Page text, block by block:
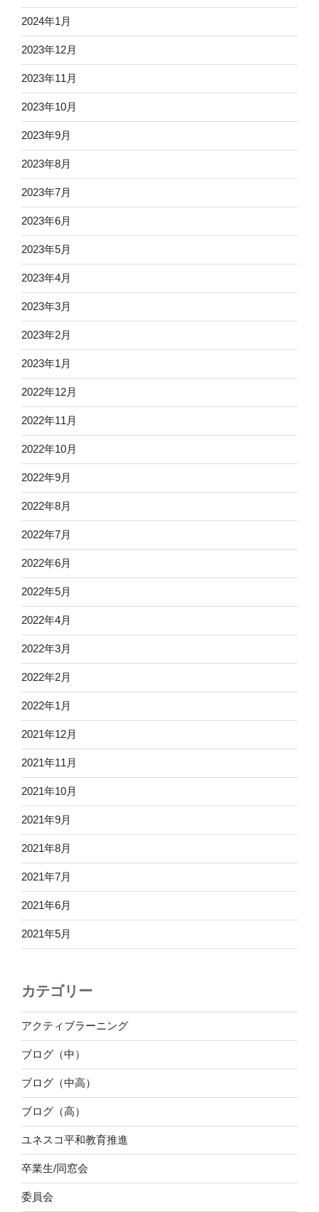
2024年1月
2023年12月
2023年11月
2023年10月
2023年9月
2023年8月
2023年7月
2023年6月
2023年5月
2023年4月
2023年3月
2023年2月
2023年1月
2022年12月
2022年11月
2022年10月
2022年9月
2022年8月
2022年7月
2022年6月
2022年5月
2022年4月
2022年3月
2022年2月
2022年1月
2021年12月
2021年11月
2021年10月
2021年9月
2021年8月
2021年7月
2021年6月
2021年5月
カテゴリー
アクティブラーニング
ブログ（中）
ブログ（中高）
ブログ（高）
ユネスコ平和教育推進
卒業生/同窓会
委員会